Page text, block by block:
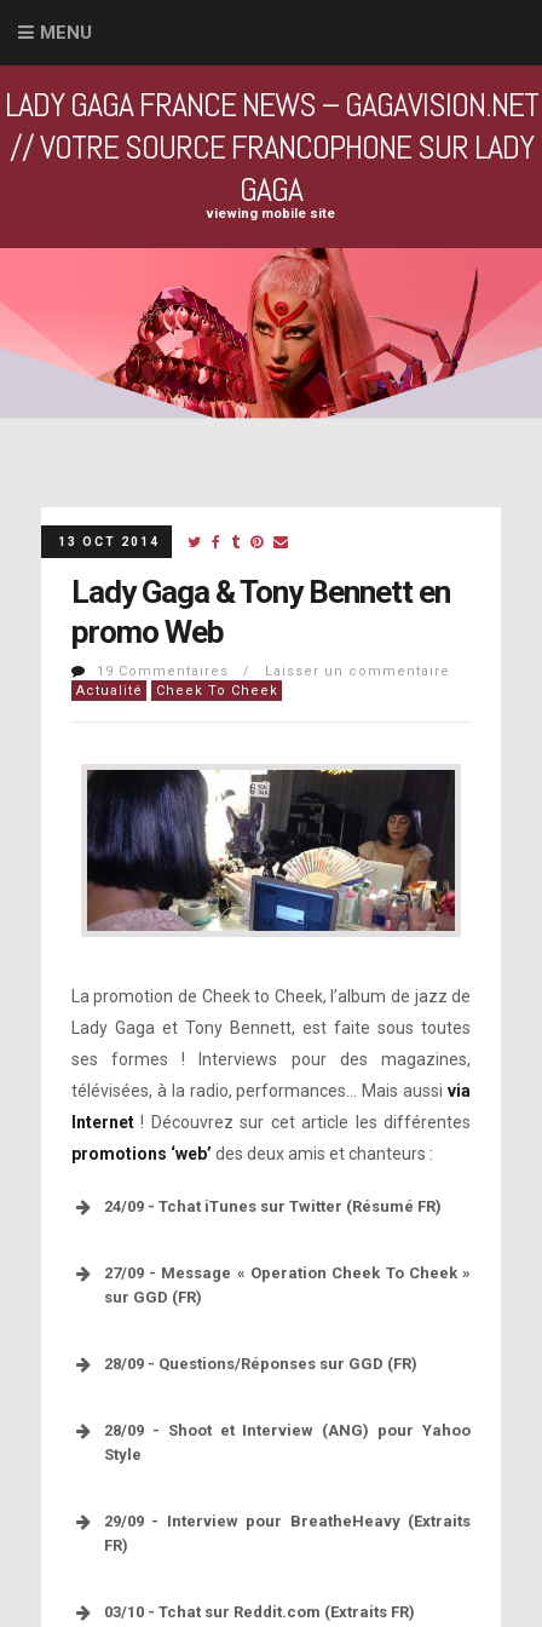
MENU
LADY GAGA FRANCE NEWS – GAGAVISION.NET
// VOTRE SOURCE FRANCOPHONE SUR LADY
GAGA
viewing mobile site
13 OCT 2014
Lady Gaga & Tony Bennett en
promo Web
19 Commentaires / Laisser un commentaire
Actualité
Cheek To Cheek
La promotion de Cheek to Cheek, l’album de jazz de
Lady Gaga et Tony Bennett, est faite sous toutes
ses formes ! Interviews pour des magazines,
télévisées, à la radio, performances… Mais aussivia
Internet! Découvrez sur cet article les différentes
promotions ‘web’ des deux amis et chanteurs :
24/09 - Tchat iTunes sur Twitter (Résumé FR)
27/09 - Message « Operation Cheek To Cheek »
sur GGD (FR)
28/09 - Questions/Réponses sur GGD (FR)
28/09 - Shoot et Interview (ANG) pour Yahoo
Style
29/09 - Interview pour BreatheHeavy (Extraits
FR)
03/10 - Tchat sur Reddit.com (Extraits FR)